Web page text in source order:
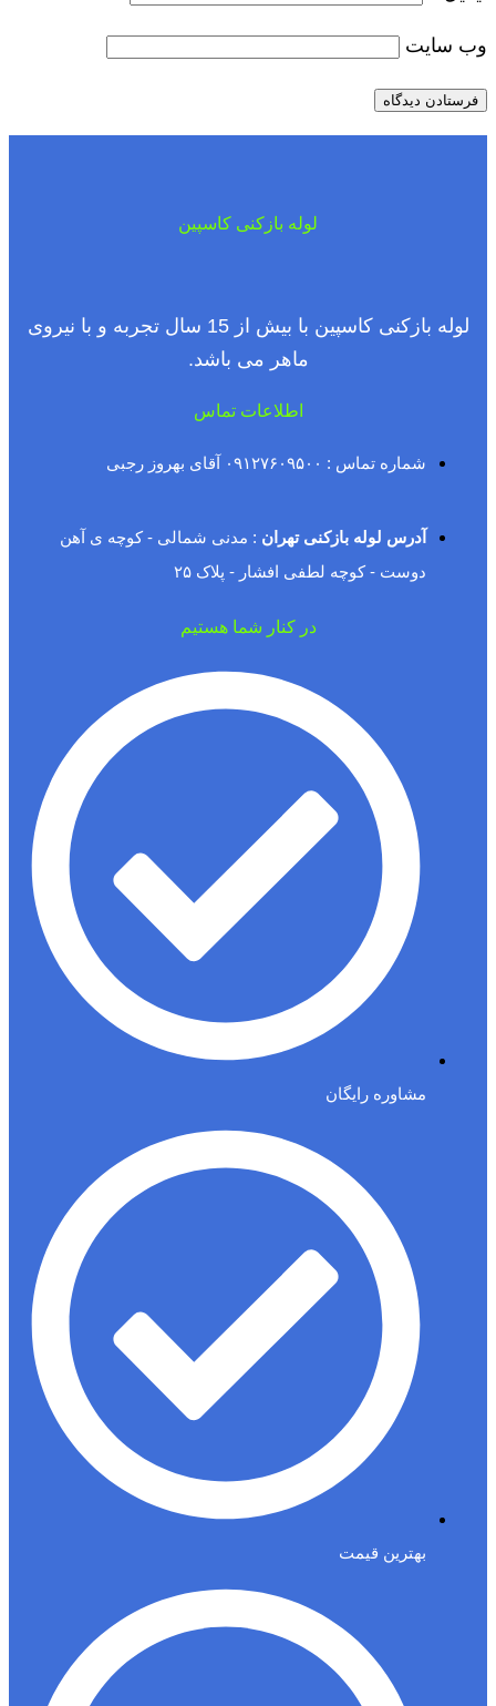
وب‌ سایت
لوله بازکنی کاسپین
لوله بازکنی کاسپین با بیش از 15 سال تجربه و با نیروی
ماهر می باشد.
اطلاعات تماس
شماره تماس : ۰۹۱۲۷۶۰۹۵۰۰ آقای بهروز رجبی
آدرس لوله بازکنی تهران : مدنی شمالی - کوچه ی آهن
دوست - کوچه لطفی افشار - پلاک ۲۵
در کنار شما هستیم
مشاوره رایگان
بهترین قیمت